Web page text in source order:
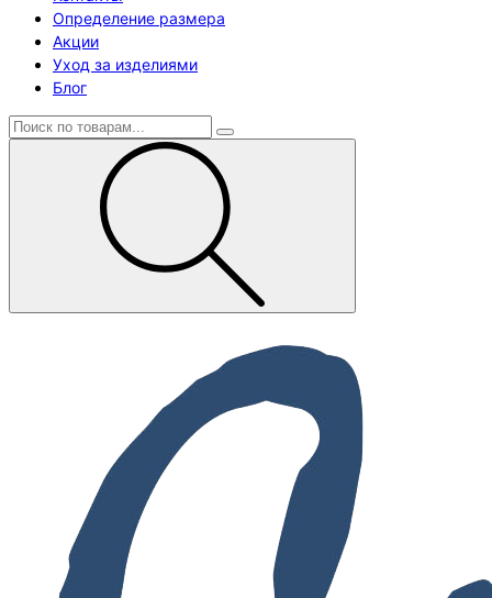
Определение размера
Акции
Уход за изделиями
Блог